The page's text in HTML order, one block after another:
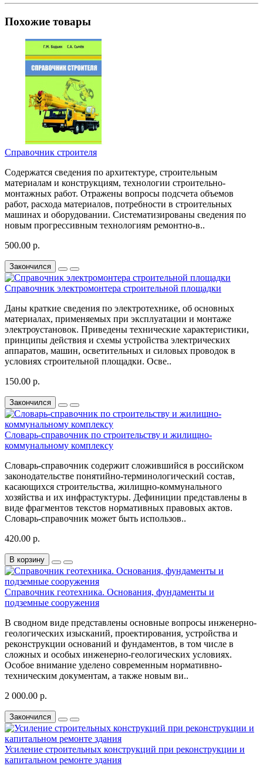
Похожие товары
Справочник строителя
Содержатся сведения по архитектуре, строительным
материалам и конструкциям, технологии строительно-
монтажных работ. Отражены вопросы подсчета объемов
работ, расхода материалов, потребности в строительных
машинах и оборудовании. Систематизированы сведения по
новым прогрессивным технологиям ремонтно-в..
500.00 р.
Закончился
Справочник электромонтера строительной площадки
Даны краткие сведения по электротехнике, об основных
материалах, применяемых при эксплуатации и монтаже
электроустановок. Приведены технические характеристики,
принципы действия и схемы устройства электрических
аппаратов, машин, осветительных и силовых проводок в
условиях строительной площадки. Осве..
150.00 р.
Закончился
Словарь-справочник по строительству и жилищно-
коммунальному комплексу
Словарь-справочник содержит сложившийся в российском
законодательстве понятийно-терминологический состав,
касающихся строительства, жилищно-коммунального
хозяйства и их инфрастуктуры. Дефиниции представлены в
виде фрагментов текстов нормативных правовых актов.
Словарь-справочник может быть использов..
420.00 р.
В корзину
Справочник геотехника. Основания, фундаменты и
подземные сооружения
В сводном виде представлены основные вопросы инженерно-
геологических изысканий, проектирования, устройства и
реконструкции оснований и фундаментов, в том числе в
сложных и особых инженерно-геологических условиях.
Особое внимание уделено современным нормативно-
техническим документам, а также новым ви..
2 000.00 р.
Закончился
Усиление строительных конструкций при реконструкции и
капитальном ремонте здания